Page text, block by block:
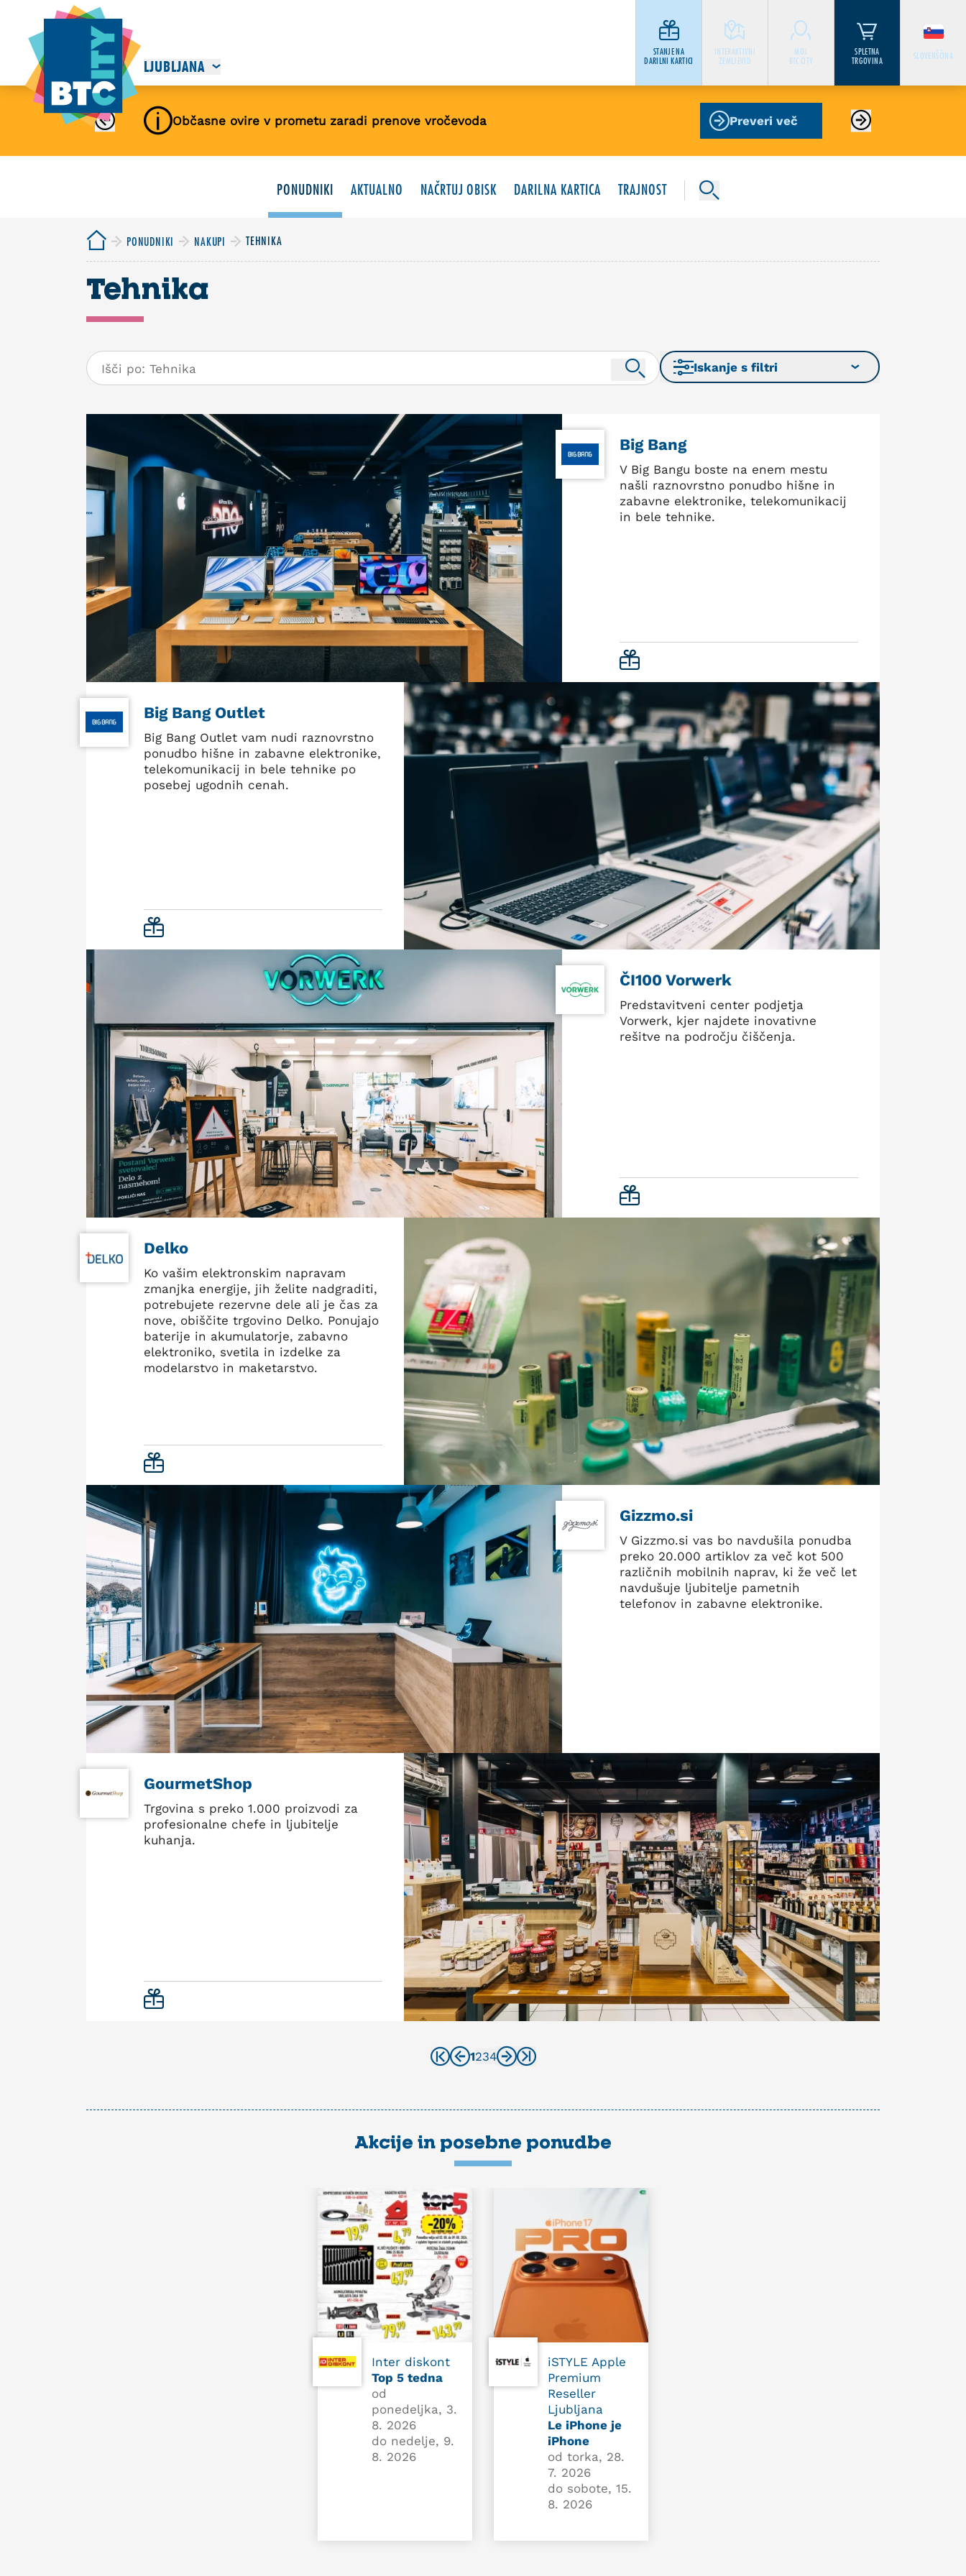
STANJE NA
DARILNI KARTICI
INTERAKTIVNI
ZEMLJEVID
MOJ
BTC CITY
SPLETNA
TRGOVINA
SLOVENŠČINA
LJUBLJANA
Občasne ovire v prometu zaradi prenove vročevoda Preveri več
PONUDNIKI AKTUALNO NAČRTUJ OBISK DARILNA KARTICA TRAJNOST
PONUDNIKI NAKUPI TEHNIKA
Tehnika
Iskanje s filtri
Big Bang
V Big Bangu boste na enem mestu
našli raznovrstno ponudbo hišne in
zabavne elektronike, telekomunikacij
in bele tehnike.
Big Bang Outlet
Big Bang Outlet vam nudi raznovrstno
ponudbo hišne in zabavne elektronike,
telekomunikacij in bele tehnike po
posebej ugodnih cenah.
ČI100 Vorwerk
Predstavitveni center podjetja
Vorwerk, kjer najdete inovativne
rešitve na področju čiščenja.
Delko
Ko vašim elektronskim napravam
zmanjka energije, jih želite nadgraditi,
potrebujete rezervne dele ali je čas za
nove, obiščite trgovino Delko. Ponujajo
baterije in akumulatorje, zabavno
elektroniko, svetila in izdelke za
modelarstvo in maketarstvo.
Gizzmo.si
V Gizzmo.si vas bo navdušila ponudba
preko 20.000 artiklov za več kot 500
različnih mobilnih naprav, ki že več let
navdušuje ljubitelje pametnih
telefonov in zabavne elektronike.
GourmetShop
Trgovina s preko 1.000 proizvodi za
profesionalne chefe in ljubitelje
kuhanja.
1234
Akcije in posebne ponudbe
Inter diskont
Top 5 tedna
od
ponedeljka, 3.
8. 2026
do nedelje, 9.
8. 2026
iSTYLE Apple
Premium
Reseller
Ljubljana
Le iPhone je
iPhone
od torka, 28.
7. 2026
do sobote, 15.
8. 2026